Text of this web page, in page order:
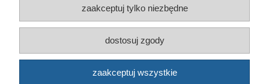
© artbud.pl - Wszelkie prawa zastrzeżone
Sklep internetowy Shoper.pl
zaakceptuj tylko niezbędne
dostosuj zgody
zaakceptuj wszystkie